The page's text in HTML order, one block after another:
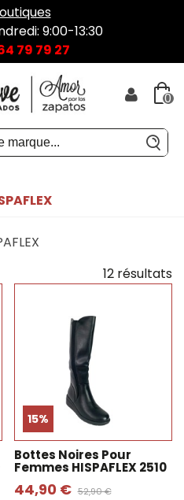
9:00-13:30
79 79 27
0
12 résultats
15%
Bottes Noires Pour
Femmes HISPAFLEX 2510
44,90 € 52,90 €